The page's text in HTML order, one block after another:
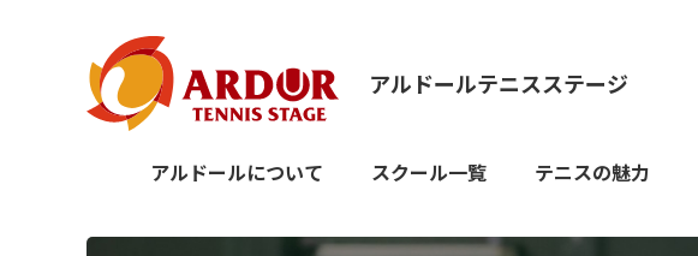
アルドールテニスステージ
アルドールについて スクール一覧 テニスの魅力